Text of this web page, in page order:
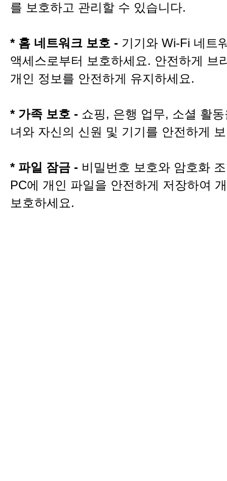
를 보호하고 관리할 수 있습니다.
* 홈 네트워크 보호 - 기기와 Wi-Fi 네트
액세스로부터 보호하세요. 안전하게 브
개인 정보를 안전하게 유지하세요.
* 가족 보호 - 쇼핑, 은행 업무, 소셜 활
녀와 자신의 신원 및 기기를 안전하게
* 파일 잠금 - 비밀번호 보호와 암호화
PC에 개인 파일을 안전하게 저장하여
보호하세요.